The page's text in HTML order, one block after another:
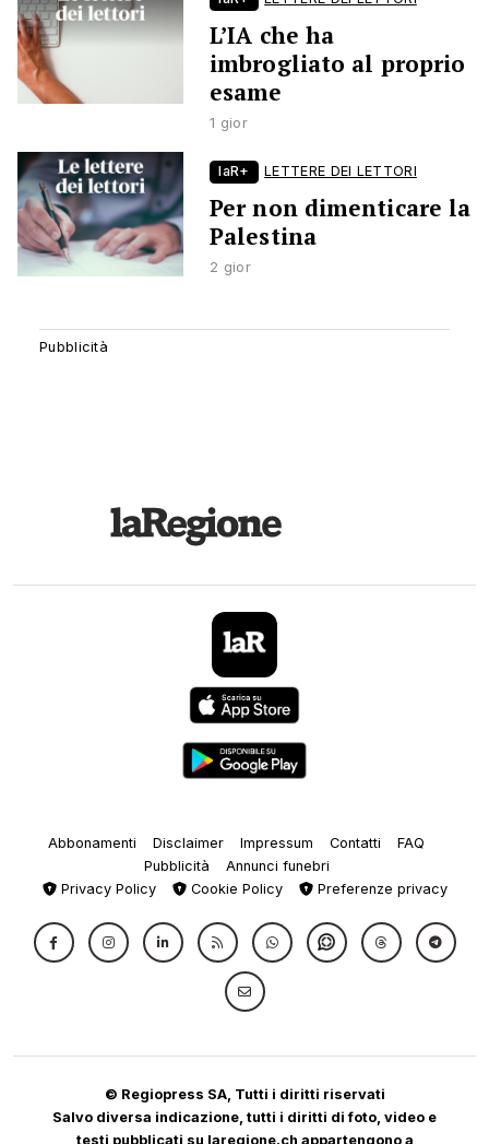
L’IA che ha
imbrogliato al proprio
esame
1 gior
laR+ LETTERE DEI LETTORI
Per non dimenticare la
Palestina
2 gior
Abbonamenti Disclaimer Impressum Contatti
FAQ
Pubblicità
Annunci funebri
Privacy Policy
Cookie Policy Preferenze privacy
© Regiopress SA, Tutti i diritti riservati
Salvo diversa indicazione, tutti i diritti di foto, video e
testi pubblicati su laregione.ch appartengono a